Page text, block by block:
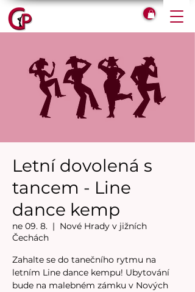
Letní dovolená s
tancem - Line
dance kemp
ne 09. 8.
  |
Nové Hrady v jižních
Čechách
Zahalte se do tanečního rytmu na
letním Line dance kempu! Ubytování
bude na malebném zámku v Nových